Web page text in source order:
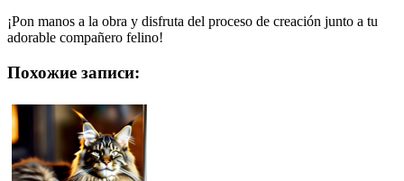
¡Pon manos a la obra y disfruta del proceso de creación junto a tu
adorable compañero felino!
Похожие записи: